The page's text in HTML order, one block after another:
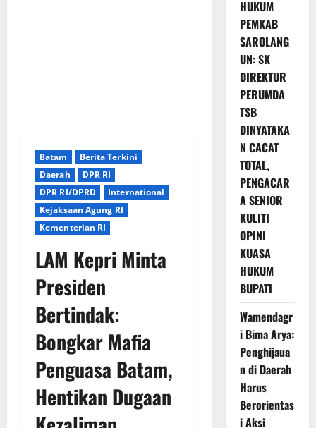
Batam
Berita Terkini
Daerah
DPR RI
DPR RI/DPRD
International
Kejaksaan Agung RI
Kementerian RI
LAM Kepri Minta
Presiden
Bertindak:
Bongkar Mafia
Penguasa Batam,
Hentikan Dugaan
HUKUM
PEMKAB
SAROLANG
UN: SK
DIREKTUR
PERUMDA
TSB
DINYATAKA
N CACAT
TOTAL,
PENGACAR
A SENIOR
KULITI
OPINI
KUASA
HUKUM
BUPATI
Wamendagr
i Bima Arya:
Penghijaua
n di Daerah
Harus
Berorientas
i Aksi